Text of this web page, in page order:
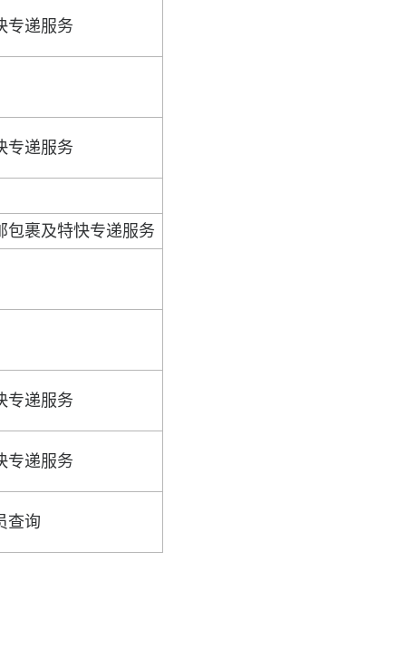
专递服务
专递服务
包裹及特快专递服务
专递服务
专递服务
查询